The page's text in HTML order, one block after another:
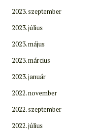
2023. szeptember
2023. július
2023. május
2023. március
2023. január
2022. november
2022. szeptember
2022. július